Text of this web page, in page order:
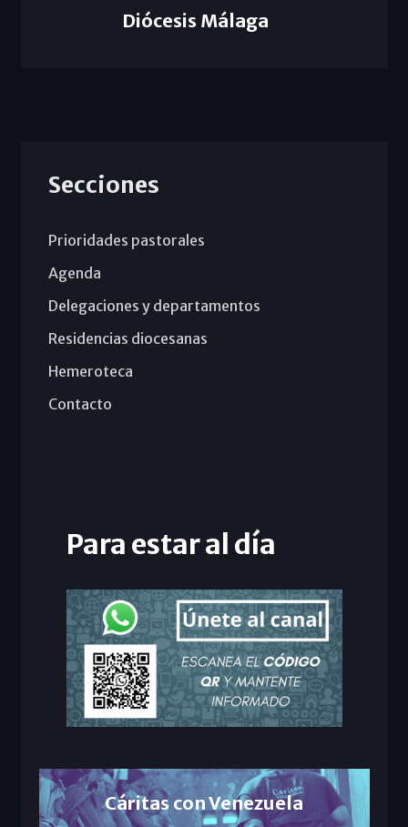
Diócesis Málaga
Secciones
Prioridades pastorales
Agenda
Delegaciones y departamentos
Residencias diocesanas
Hemeroteca
Contacto
Para estar al día
Cáritas con Venezuela